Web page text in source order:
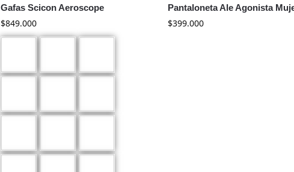
Gafas Scicon Aeroscope
$849.000
Pantaloneta Ale Agonista
$399.000